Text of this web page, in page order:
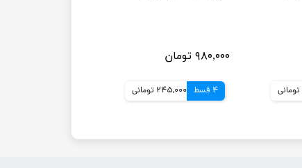
۹۸۰,۰۰۰ تومان
4 قسط 245,000 تومانی